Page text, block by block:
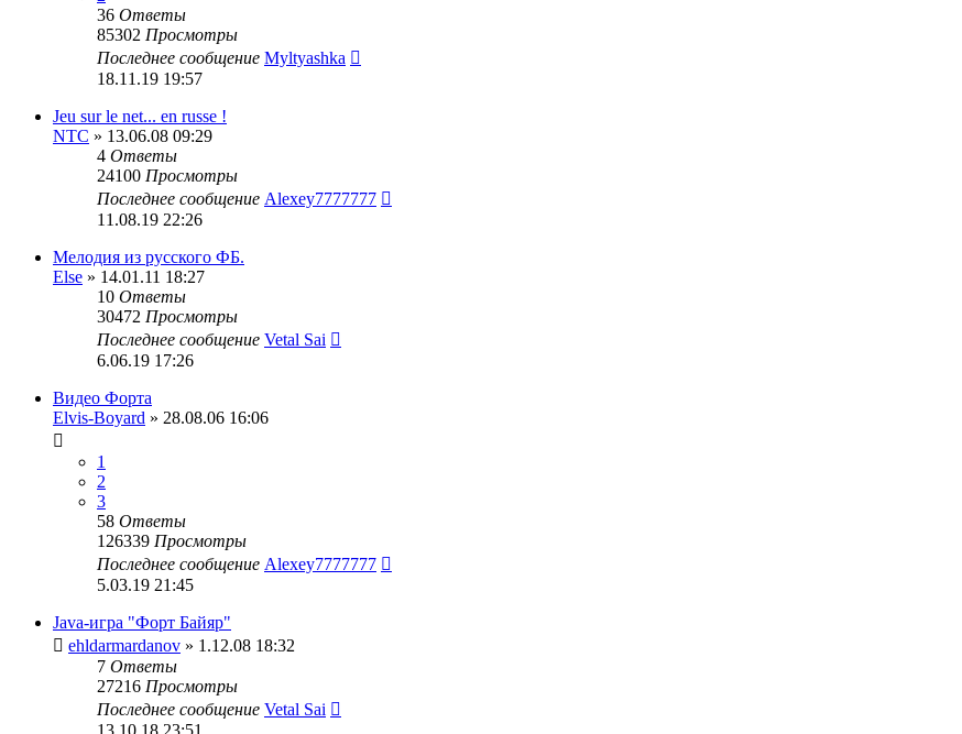
36 Ответы
85302 Просмотры
Последнее сообщение Myltyashka
18.11.19 19:57
Jeu sur le net... en russe !
NTC » 13.06.08 09:29
4 Ответы
24100 Просмотры
Последнее сообщение Alexey7777777
11.08.19 22:26
Мелодия из русского ФБ.
Else » 14.01.11 18:27
10 Ответы
30472 Просмотры
Последнее сообщение Vetal Sai
6.06.19 17:26
Видео Форта
Elvis-Boyard » 28.08.06 16:06
1
2
3
58 Ответы
126339 Просмотры
Последнее сообщение Alexey7777777
5.03.19 21:45
Java-игра "Форт Байяр"
ehldarmardanov » 1.12.08 18:32
7 Ответы
27216 Просмотры
Последнее сообщение Vetal Sai
13.10.18 23:51